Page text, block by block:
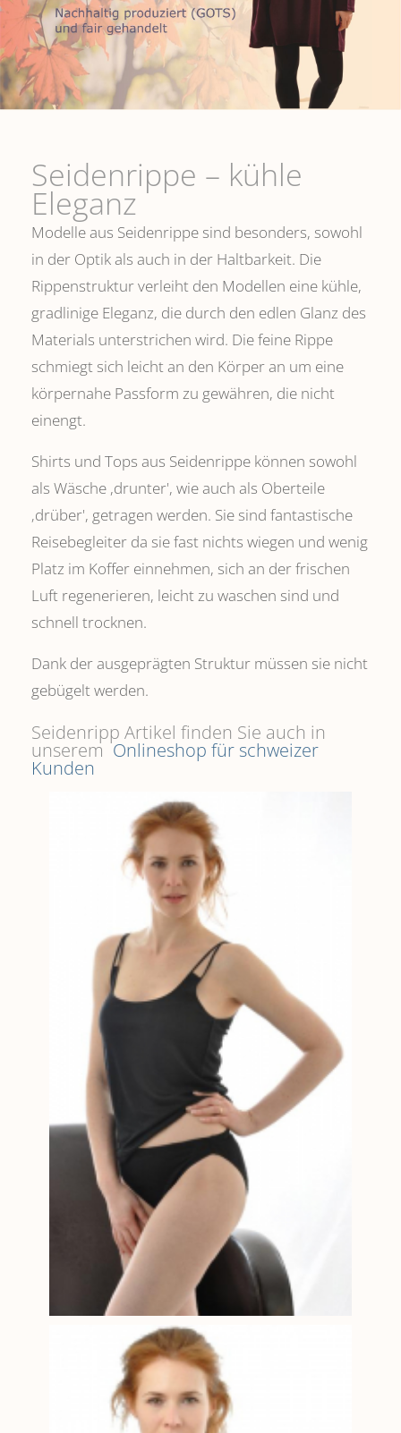
Seidenrippe­ – kühle
Eleganz
Modelle aus Seidenrippe sind besonders, sowohl
in der Optik als auch in der Haltbarkeit. Die
Rippenstruktur verleiht den Modellen eine kühle,
gradlinige Eleganz, die durch den edlen Glanz des
Materials unterstrichen wird. Die feine Rippe
schmiegt sich leicht an den Körper an um eine
körpernahe Passform zu gewähren, die nicht
einengt.
Shirts und Tops aus Seidenrippe können sowohl
als Wäsche ,drunter', wie auch als Oberteile
‚drüber', getragen werden. Sie sind fantastische
Reisebegleiter da sie fast nichts wiegen und wenig
Platz im Koffer einnehmen, sich an der frischen
Luft regenerieren, leicht zu waschen sind und
schnell trocknen.
Dank der ausgeprägten Struktur müssen sie nicht
gebügelt werden.
Seidenripp Artikel finden Sie auch in
unserem Onlineshop für schweizer
Kunden